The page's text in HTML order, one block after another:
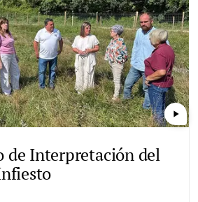
play_arrow
de Interpretación del